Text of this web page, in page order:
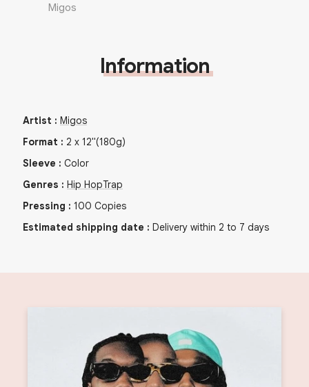
Migos
Information
Artist : Migos
Format : 2 x 12"(180g)
Sleeve : Color
Genres : Hip HopTrap
Pressing : 100 Copies
Estimated shipping date : Delivery within 2 to 7 days